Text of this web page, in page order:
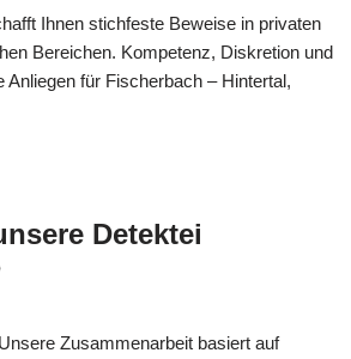
Ihnen stichfeste Beweise in privaten
Bereichen. Kompetenz, Diskretion und
Anliegen für Fischerbach – Hintertal,
Detektei
Zusammenarbeit basiert auf